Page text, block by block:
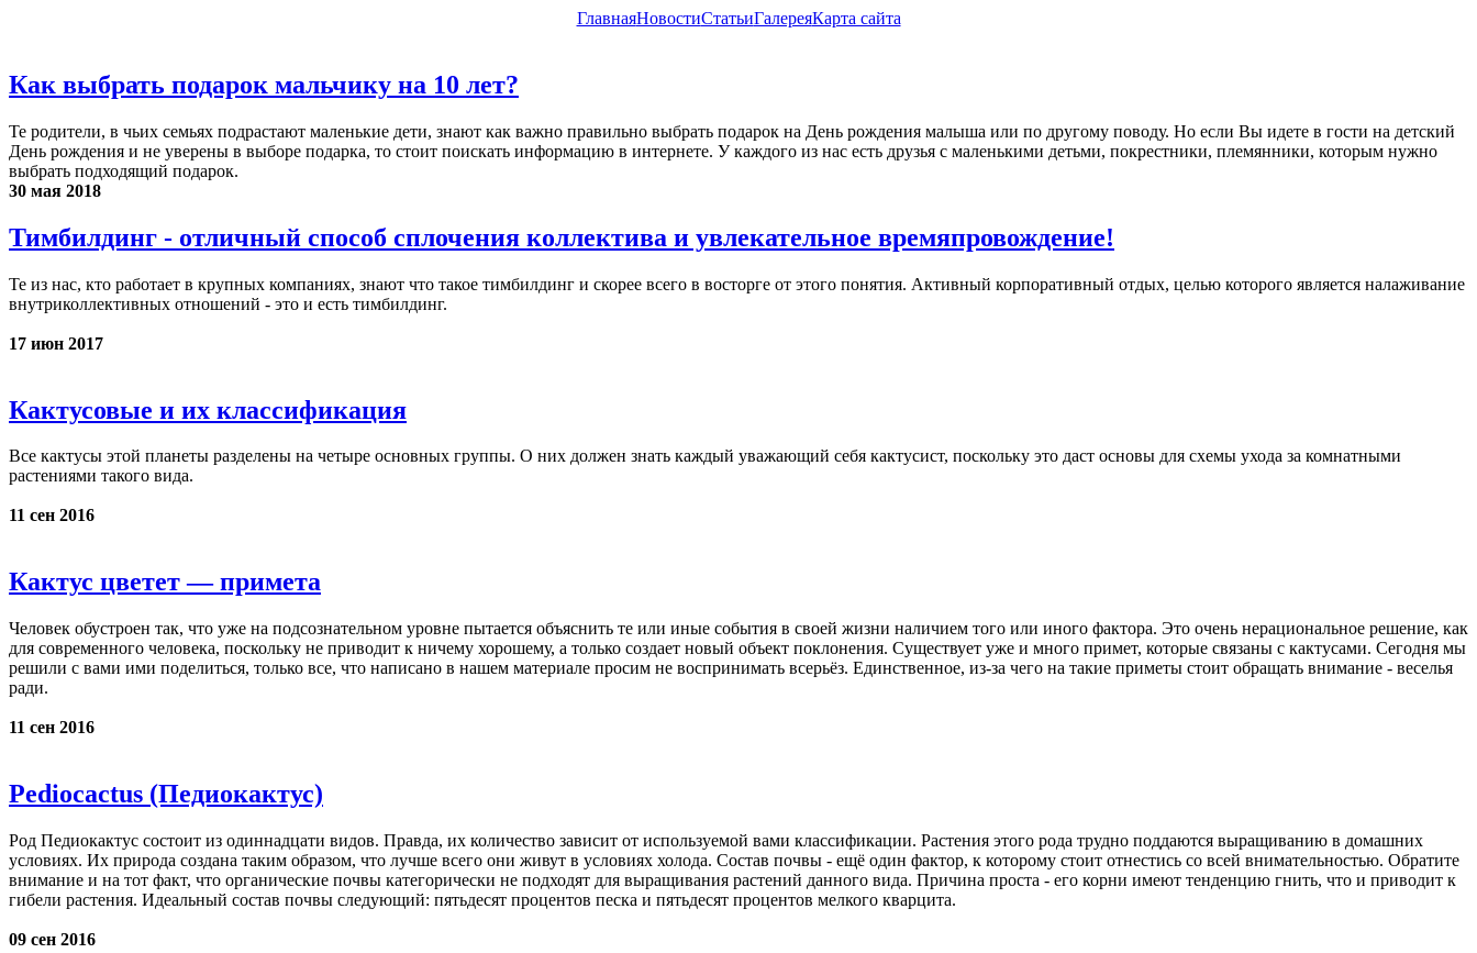
ГлавнаяНовостиСтатьиГалереяКарта сайта
Как выбрать подарок мальчику на 10 лет?
Те родители, в чьих семьях подрастают маленькие дети, знают как важно правильно выбрать подарок на День рождения малыша или по другому поводу. Но если Вы идете в гости на детский
День рождения и не уверены в выборе подарка, то стоит поискать информацию в интернете. У каждого из нас есть друзья с маленькими детьми, покрестники, племянники, которым нужно
выбрать подходящий подарок.
30 мая 2018
Тимбилдинг - отличный способ сплочения коллектива и увлекательное времяпровождение!
Те из нас, кто работает в крупных компаниях, знают что такое тимбилдинг и скорее всего в восторге от этого понятия. Активный корпоративный отдых, целью которого является налаживание
внутриколлективных отношений - это и есть тимбилдинг.
17 июн 2017
Кактусовые и их классификация
Все кактусы этой планеты разделены на четыре основных группы. О них должен знать каждый уважающий себя кактусист, поскольку это даст основы для схемы ухода за комнатными
растениями такого вида.
11 сен 2016
Кактус цветет — примета
Человек обустроен так, что уже на подсознательном уровне пытается объяснить те или иные события в своей жизни наличием того или иного фактора. Это очень нерациональное решение, как
для современного человека, поскольку не приводит к ничему хорошему, а только создает новый объект поклонения. Существует уже и много примет, которые связаны с кактусами. Сегодня мы
решили с вами ими поделиться, только все, что написано в нашем материале просим не воспринимать всерьёз. Единственное, из-за чего на такие приметы стоит обращать внимание - веселья
ради.
11 сен 2016
Pediocactus (Педиокактус)
Род Педиокактус состоит из одиннадцати видов. Правда, их количество зависит от используемой вами классификации. Растения этого рода трудно поддаются выращиванию в домашних
условиях. Их природа создана таким образом, что лучше всего они живут в условиях холода. Состав почвы - ещё один фактор, к которому стоит отнестись со всей внимательностью. Обратите
внимание и на тот факт, что органические почвы категорически не подходят для выращивания растений данного вида. Причина проста - его корни имеют тенденцию гнить, что и приводит к
гибели растения. Идеальный состав почвы следующий: пятьдесят процентов песка и пятьдесят процентов мелкого кварцита.
09 сен 2016